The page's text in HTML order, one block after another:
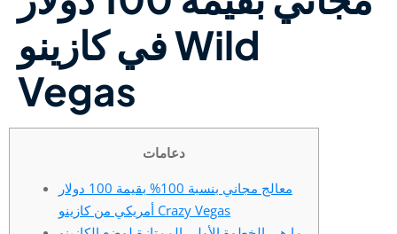
في كازينو Wild
Vegas
دعامات
معالج مجاني بنسبة 100% بقيمة 100 دولار
أمريكي من كازينو Crazy Vegas